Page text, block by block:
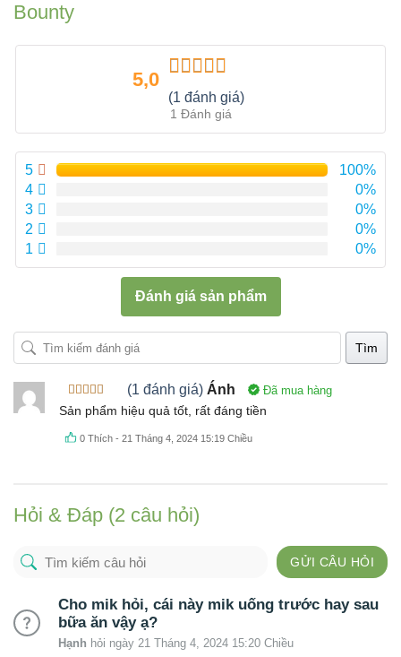
Bounty
5,0
Được xếp
hạng 5.00
sao
(1 đánh giá)
1 Đánh giá
5
100%
4
0%
3
0%
2
0%
1
0%
Đánh giá sản phẩm
Tìm
Được xếp
hạng55
sao
(1 đánh giá) Ánh Đã mua hàng
Sản phẩm hiệu quả tốt, rất đáng tiền
0 Thích -21 Tháng 4, 2024 15:19 Chiều
Hỏi & Đáp (2 câu hỏi)
GỬI CÂU HỎI
Cho mik hỏi, cái này mik uống trước hay sau
bữa ăn vậy ạ?
Hạnh hỏi ngày 21 Tháng 4, 2024 15:20 Chiều